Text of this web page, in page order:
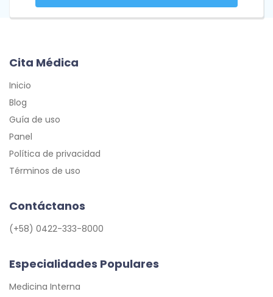
Cita Médica
Inicio
Blog
Guía de uso
Panel
Política de privacidad
Términos de uso
Contáctanos
(+58) 0422-333-8000
Especialidades Populares
Medicina Interna